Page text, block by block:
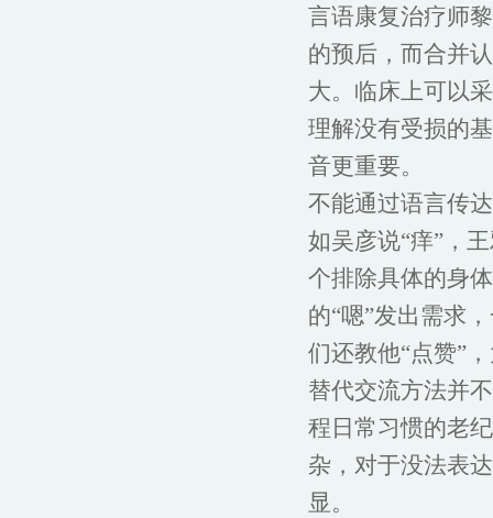
言语康复治疗师
的预后，而合并
大。临床上可以
理解没有受损的
音更重要。
不能通过语言传
如吴彦说“痒”，
个排除具体的身
的“嗯”发出需求
们还教他“点赞”
替代交流方法并
程日常习惯的老
杂，对于没法表
显。